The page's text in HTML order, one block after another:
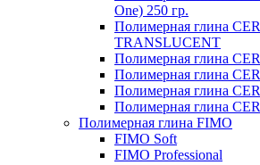
One) 250 гр.
Полимерная глина
TRANSLUCENT
Полимерная глина
Полимерная глина
Полимерная глина
Полимерная глина
Полимерная глина FIMO
FIMO Soft
FIMO Professional